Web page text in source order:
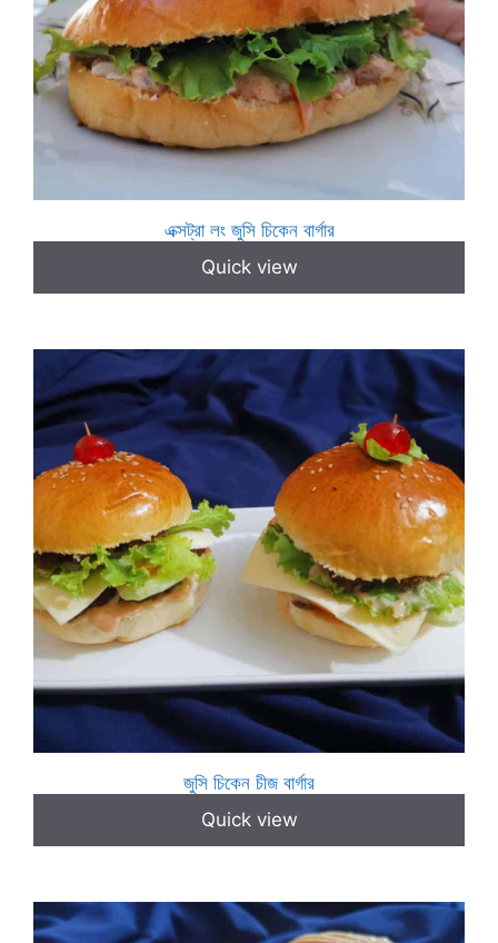
এক্সট্রা লং জুসি চিকেন বার্গার
Quick view
জুসি চিকেন চীজ বার্গার
Quick view